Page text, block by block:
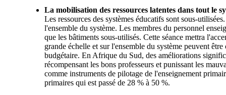
La mobilisation des ressources latentes dans tout le
Les ressources des systèmes éducatifs sont sous-
l'ensemble du système. Les membres du personnel
que les bâtiments sous-utilisés. Cette séance mettra
grande échelle et sur l'ensemble du système peuvent
budgétaire. En Afrique du Sud, des améliorations
récompensant les bons professeurs et punissant les
comme instruments de pilotage de l'enseignement
primaires qui est passé de 28 % à 50 %.